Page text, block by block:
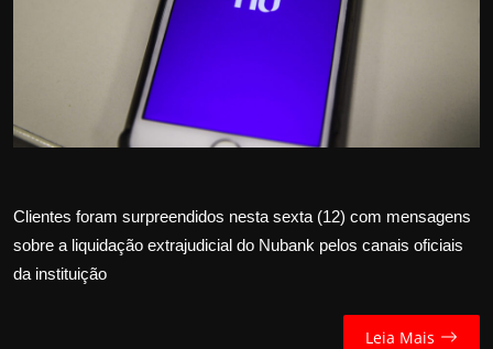
Política
Saúde
Clientes foram surpreendidos nesta sexta (12) com mensagens
sobre a liquidação extrajudicial do Nubank pelos canais oficiais
da instituição
Leia Mais